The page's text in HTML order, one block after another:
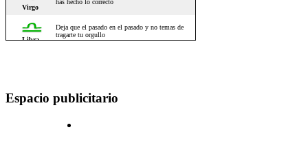
Espacio publicitario